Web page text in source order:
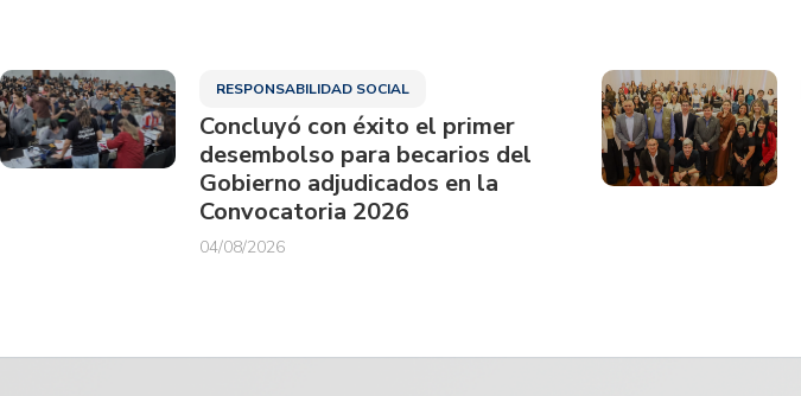
RESPONSABILIDAD SOCIAL
Concluyó con éxito el primer
desembolso para becarios del
Gobierno adjudicados en la
Convocatoria 2026
04/08/2026